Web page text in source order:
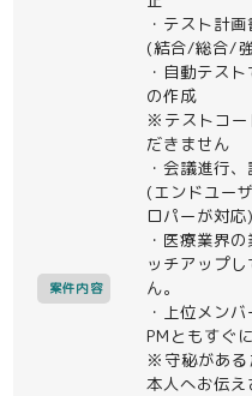
案件内容
・テスト計
(結合/総合/
・自動テス
の作成
※テストコー
だきません
・会議進行
(エンドユー
ロパーが対応)
・医療業界
ッチアップ
ん。
・上位メン
PMともすぐ
※守秘がある
本人へお伝え